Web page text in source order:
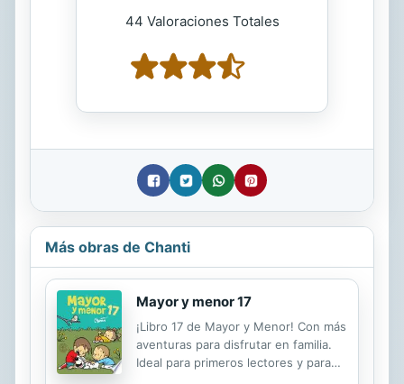
44 Valoraciones Totales
Más obras de Chanti
Mayor y menor 17
¡Libro 17 de Mayor y Menor! Con más
aventuras para disfrutar en familia.
Ideal para primeros lectores y para